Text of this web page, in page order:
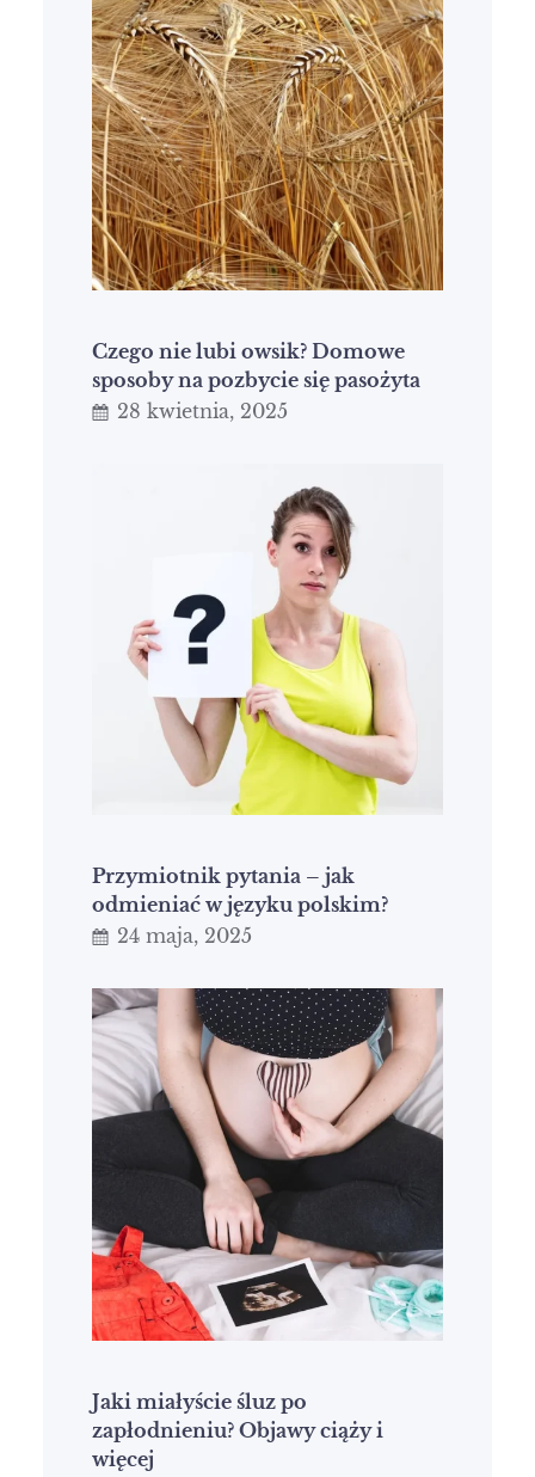
Czego nie lubi owsik? Domowe
sposoby na pozbycie się pasożyta
28 kwietnia, 2025
Przymiotnik pytania – jak
odmieniać w języku polskim?
24 maja, 2025
Jaki miałyście śluz po
zapłodnieniu? Objawy ciąży i
więcej